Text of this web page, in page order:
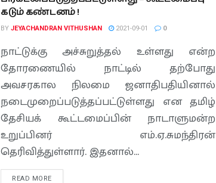
கடும் கண்டனம் !
BY JEYACHANDRAN VITHUSHAN 2021-09-01 0
நாட்டுக்கு அச்சுறுத்தல் உள்ளது என்ற
தோரணையில் நாட்டில் தற்போது
அவசரகால நிலமை ஜனாதிபதியினால்
நடைமுறைப்படுத்தப்பட்டுள்ளது என தமிழ்
தேசியக் கூட்டமைப்பின் நாடாளுமன்ற
உறுப்பினர் எம்.ஏ.சுமந்திரன்
தெரிவித்துள்ளார். இதனால்...
READ MORE